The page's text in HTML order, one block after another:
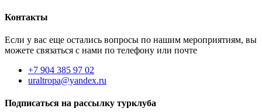
Контакты
Если у вас еще остались вопросы по нашим мероприятиям, вы
можете связаться с нами по телефону или почте
+7 904 385 97 02
uraltropa@yandex.ru
Подписаться на рассылку турклуба